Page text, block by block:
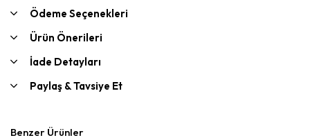
Ödeme Seçenekleri
Ürün Önerileri
İade Detayları
Paylaş & Tavsiye Et
Benzer Ürünler